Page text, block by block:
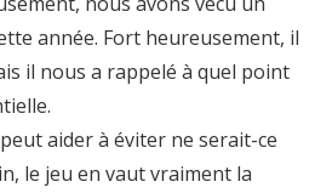
année. Fort heureusement, il
il nous a rappelé à quel point
aider à éviter ne serait-ce
le jeu en vaut vraiment la